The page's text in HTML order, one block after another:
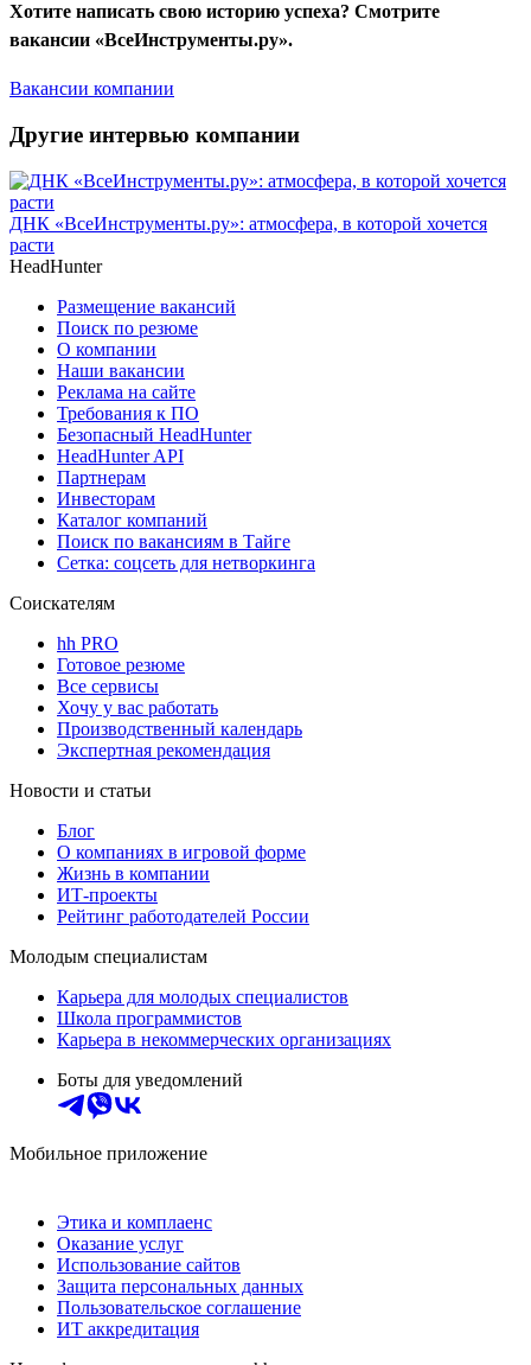
Хотите написать свою историю успеха? Смотрите
вакансии «ВсеИнструменты.ру».
Вакансии компании
Другие интервью компании
ДНК «ВсеИнструменты.ру»: атмосфера, в которой хочется
расти
HeadHunter
Размещение вакансий
Поиск по резюме
О компании
Наши вакансии
Реклама на сайте
Требования к ПО
Безопасный HeadHunter
HeadHunter API
Партнерам
Инвесторам
Каталог компаний
Поиск по вакансиям в Тайге
Сетка: соцсеть для нетворкинга
Соискателям
hh PRO
Готовое резюме
Все сервисы
Хочу у вас работать
Производственный календарь
Экспертная рекомендация
Новости и статьи
Блог
О компаниях в игровой форме
Жизнь в компании
ИТ-проекты
Рейтинг работодателей России
Молодым специалистам
Карьера для молодых специалистов
Школа программистов
Карьера в некоммерческих организациях
Боты для уведомлений
Мобильное приложение
Этика и комплаенс
Оказание услуг
Использование сайтов
Защита персональных данных
Пользовательское соглашение
ИТ аккредитация